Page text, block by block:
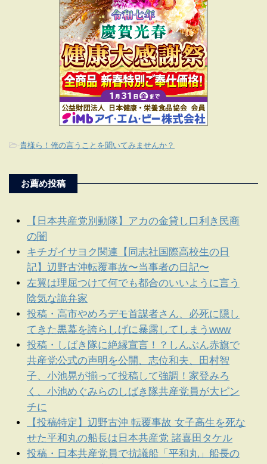
-貴様ら！俺の言うことを聞いてみませんか？
お薦め投稿
【日本共産党別動隊】アカの金貸し口利き民商
の闇
キチガイサヨク関連【同志社国際高校生の日
記】辺野古沖転覆事故〜当事者の日記〜
左翼は理屈つけて何でも都合のいいように言う
陰気な詭弁家
投稿・高市やめろデモ首謀者さん、必死に隠し
てきた黒幕を誇らしげに暴露してしまうwww
投稿・しばき隊に絶縁宣言！？しんぶん赤旗で
共産党公式の声明を公開、志位和夫、田村智
子、小池晃が揃って投稿して強調！家登みろ
く、小池めぐみらのしばき隊共産党員が大ピン
チに
【投稿特定】辺野古沖 転覆事故 女子高生を死な
せた平和丸の船長は日本共産党 諸喜田タケル
投稿・日本共産党員で抗議船「平和丸」船長の